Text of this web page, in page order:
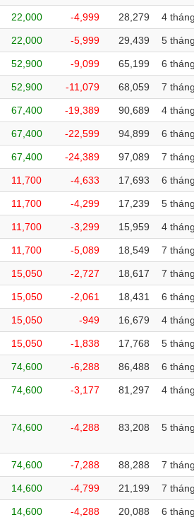
22,000 -4,999 28,279 4 tháng
22,000 -5,999 29,439 5 tháng
52,900 -9,099 65,199 6 tháng
52,900 -11,079 68,059 7 tháng
67,400 -19,389 90,689 4 tháng
67,400 -22,599 94,899 6 tháng
67,400 -24,389 97,089 7 tháng
11,700 -4,633 17,693 6 tháng
11,700 -4,299 17,239 5 tháng
11,700 -3,299 15,959 4 tháng
11,700 -5,089 18,549 7 tháng
15,050 -2,727 18,617 7 tháng
15,050 -2,061 18,431 6 tháng
15,050 -949 16,679 4 tháng
15,050 -1,838 17,768 5 tháng
74,600 -6,288 86,488 6 tháng
74,600 -3,177 81,297 4 tháng
74,600 -4,288 83,208 5 tháng
74,600 -7,288 88,288 7 tháng
14,600 -4,799 21,199 7 tháng
14,600 -4,288 20,088 6 tháng